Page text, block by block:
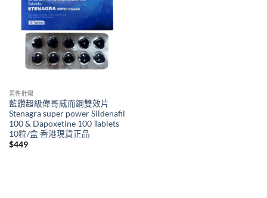
男性壯陽
藍鑽超級偉哥威而鋼雙效片
Stenagra super power Sildenafil
100 & Dapoxetine 100 Tablets
10粒/盒 香港現貨正品
$449